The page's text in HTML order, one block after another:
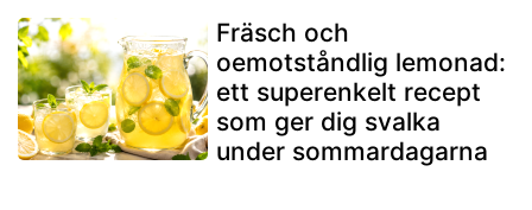
Fräsch och
oemotståndlig lemonad:
ett superenkelt recept
som ger dig svalka
under sommardagarna